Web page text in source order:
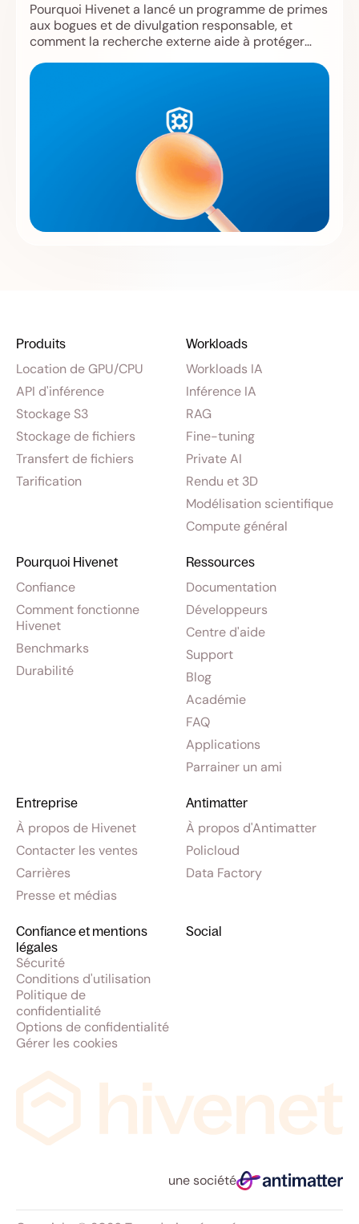
Pourquoi Hivenet a lancé un programme de primes
aux bogues et de divulgation responsable, et
comment la recherche externe aide à protéger
Produits
Location de GPU/CPU
API d'inférence
Stockage S3
Stockage de fichiers
Transfert de fichiers
Tarification
Workloads
Workloads IA
Inférence IA
RAG
Fine-tuning
Private AI
Rendu et 3D
Modélisation scientifique
Compute général
Pourquoi Hivenet
Confiance
Comment fonctionne
Hivenet
Benchmarks
Durabilité
Ressources
Documentation
Développeurs
Centre d'aide
Support
Blog
Académie
FAQ
Applications
Parrainer un ami
Entreprise
À propos de Hivenet
Contacter les ventes
Carrières
Presse et médias
Social
Antimatter
À propos d'Antimatter
Policloud
Data Factory
Confiance et mentions
légales
Sécurité
Conditions d'utilisation
Politique de
confidentialité
Options de confidentialité
Gérer les cookies
une société